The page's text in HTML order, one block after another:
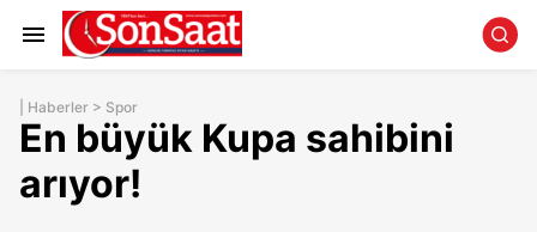
Haberler > Spor
En büyük Kupa sahibini
arıyor!